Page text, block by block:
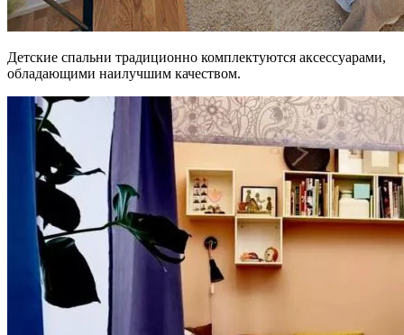
Детские спальни традиционно комплектуются аксессуарами,
обладающими наилучшим качеством.